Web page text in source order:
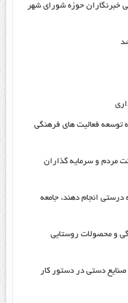
خبرنگاران حوزه شورای شهر
توسعه فعالیت های فرهنگی
مردم و سرمایه گذاران
درستی انجام دهند، جامعه
و محصولات روستایی
صنایع دستی در دستور کار